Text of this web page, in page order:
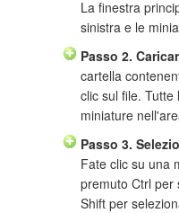
La finestra
sinistra e le
Passo 2.
cartella
clic sul file.
miniature
Passo 3.
Fate clic su una
premuto Ctrl per
Shift per